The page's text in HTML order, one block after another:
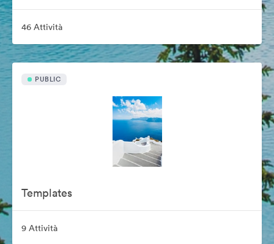
46 Attività
PUBLIC
Templates
9 Attività